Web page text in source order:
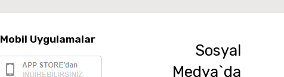
Mobil Uygulamalar
Sosyal
Medya`da